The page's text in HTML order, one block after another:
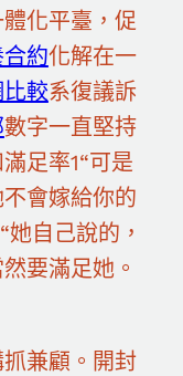
化平臺，促
約化解在一
較系復議訴
數字一直堅持
足率1“可是
會嫁給你的
她自己說的，
要滿足她。
兼顧。開封